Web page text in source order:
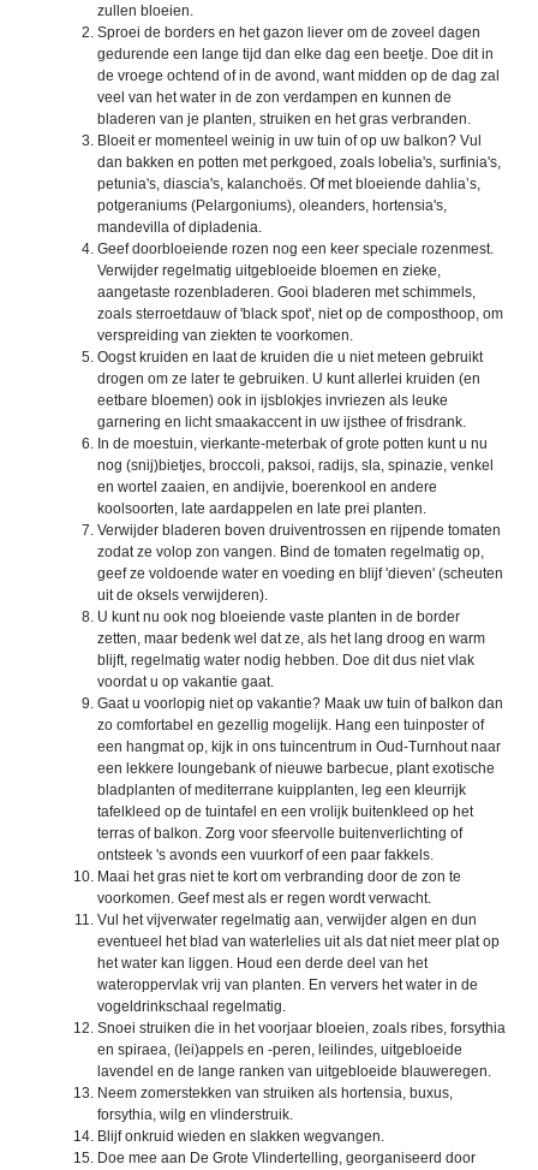
zullen bloeien.
Sproei de borders en het gazon liever om de zoveel dagen
gedurende een lange tijd dan elke dag een beetje. Doe dit in
de vroege ochtend of in de avond, want midden op de dag zal
veel van het water in de zon verdampen en kunnen de
bladeren van je planten, struiken en het gras verbranden.
Bloeit er momenteel weinig in uw tuin of op uw balkon? Vul
dan bakken en potten met perkgoed, zoals lobelia's, surfinia's,
petunia's, diascia's, kalanchoës. Of met bloeiende dahlia’s,
potgeraniums (Pelargoniums), oleanders, hortensia's,
mandevilla of dipladenia.
Geef doorbloeiende rozen nog een keer speciale rozenmest.
Verwijder regelmatig uitgebloeide bloemen en zieke,
aangetaste rozenbladeren. Gooi bladeren met schimmels,
zoals sterroetdauw of 'black spot', niet op de composthoop, om
verspreiding van ziekten te voorkomen.
Oogst kruiden en laat de kruiden die u niet meteen gebruikt
drogen om ze later te gebruiken. U kunt allerlei kruiden (en
eetbare bloemen) ook in ijsblokjes invriezen als leuke
garnering en licht smaakaccent in uw ijsthee of frisdrank.
In de moestuin, vierkante-meterbak of grote potten kunt u nu
nog (snij)bietjes, broccoli, paksoi, radijs, sla, spinazie, venkel
en wortel zaaien, en andijvie, boerenkool en andere
koolsoorten, late aardappelen en late prei planten.
Verwijder bladeren boven druiventrossen en rijpende tomaten
zodat ze volop zon vangen. Bind de tomaten regelmatig op,
geef ze voldoende water en voeding en blijf 'dieven' (scheuten
uit de oksels verwijderen).
U kunt nu ook nog bloeiende vaste planten in de border
zetten, maar bedenk wel dat ze, als het lang droog en warm
blijft, regelmatig water nodig hebben. Doe dit dus niet vlak
voordat u op vakantie gaat.
Gaat u voorlopig niet op vakantie? Maak uw tuin of balkon dan
zo comfortabel en gezellig mogelijk. Hang een tuinposter of
een hangmat op, kijk in ons tuincentrum in Oud-Turnhout naar
een lekkere loungebank of nieuwe barbecue, plant exotische
bladplanten of mediterrane kuipplanten, leg een kleurrijk
tafelkleed op de tuintafel en een vrolijk buitenkleed op het
terras of balkon. Zorg voor sfeervolle buitenverlichting of
ontsteek 's avonds een vuurkorf of een paar fakkels.
Maai het gras niet te kort om verbranding door de zon te
voorkomen. Geef mest als er regen wordt verwacht.
Vul het vijverwater regelmatig aan, verwijder algen en dun
eventueel het blad van waterlelies uit als dat niet meer plat op
het water kan liggen. Houd een derde deel van het
wateroppervlak vrij van planten. En ververs het water in de
vogeldrinkschaal regelmatig.
Snoei struiken die in het voorjaar bloeien, zoals ribes, forsythia
en spiraea, (lei)appels en -peren, leilindes, uitgebloeide
lavendel en de lange ranken van uitgebloeide blauweregen.
Neem zomerstekken van struiken als hortensia, buxus,
forsythia, wilg en vlinderstruik.
Blijf onkruid wieden en slakken wegvangen.
Doe mee aan De Grote Vlindertelling, georganiseerd door